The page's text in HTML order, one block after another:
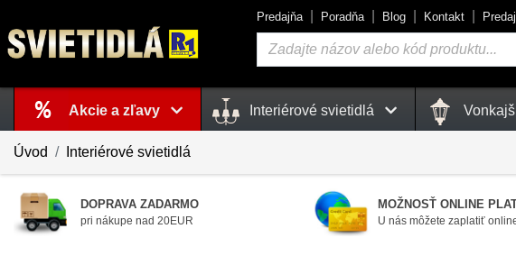
Predajňa Poradňa Blog Kontakt
Vyhľadávanie
Košík
je prázdny
Akcie a zľavy Interiérové svietidlá
Úvod Interiérové svietidlá
DOPRAVA ZADARMO
pri nákupe nad 20EUR
MOŽNOSŤ ONLINE
U nás môžete zaplatiť